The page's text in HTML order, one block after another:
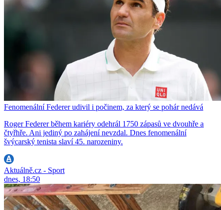
Fenomenální Federer udivil i počinem, za který se pohár nedává
Roger Federer během kariéry odehrál 1750 zápasů ve dvouhře a
čtyřhře. Ani jediný po zahájení nevzdal. Dnes fenomenální
švýcarský tenista slaví 45. narozeniny.
Aktuálně.cz - Sport
dnes, 18:50